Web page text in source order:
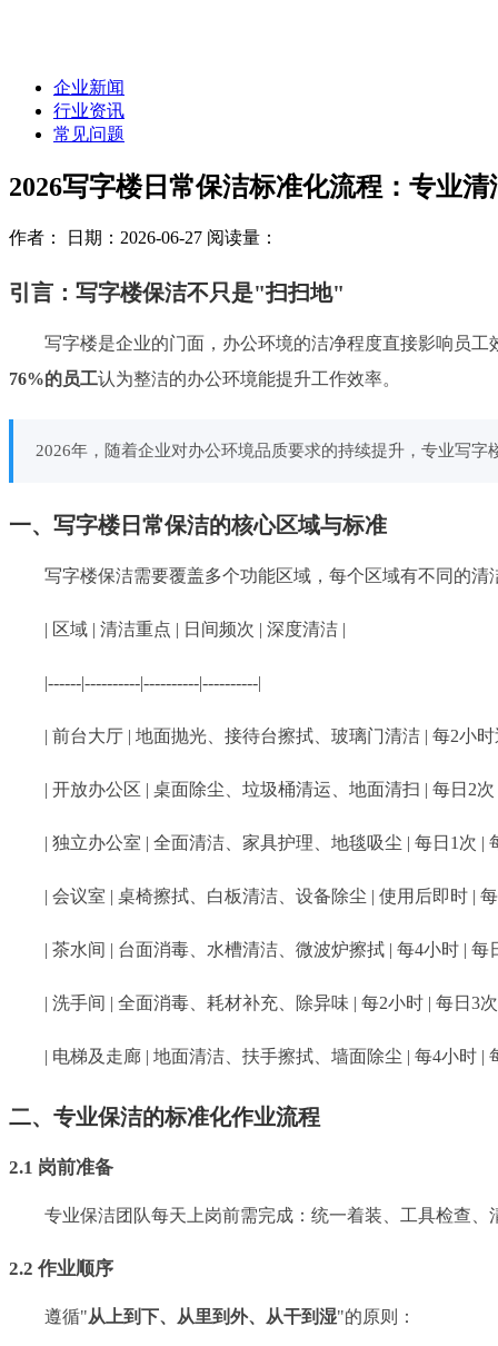
企业新闻
行业资讯
常见问题
2026写字楼日常保洁标准化流程：专业
作者： 日期：2026-06-27 阅读量：
引言：写字楼保洁不只是"扫扫地"
写字楼是企业的门面，办公环境的洁净程度直接影响员
76%的员工认为整洁的办公环境能提升工作效率。
2026年，随着企业对办公环境品质要求的持续提升，专业写
一、写字楼日常保洁的核心区域与标准
写字楼保洁需要覆盖多个功能区域，每个区域有不同的清
| 区域 | 清洁重点 | 日间频次 | 深度清洁 |
|------|----------|----------|----------|
| 前台大厅 | 地面抛光、接待台擦拭、玻璃门清洁 | 每2小时
| 开放办公区 | 桌面除尘、垃圾桶清运、地面清扫 | 每日2次
| 独立办公室 | 全面清洁、家具护理、地毯吸尘 | 每日1次 |
| 会议室 | 桌椅擦拭、白板清洁、设备除尘 | 使用后即时 |
| 茶水间 | 台面消毒、水槽清洁、微波炉擦拭 | 每4小时 | 每
| 洗手间 | 全面消毒、耗材补充、除异味 | 每2小时 | 每日3
| 电梯及走廊 | 地面清洁、扶手擦拭、墙面除尘 | 每4小时 |
二、专业保洁的标准化作业流程
2.1 岗前准备
专业保洁团队每天上岗前需完成：统一着装、工具检查
2.2 作业顺序
遵循"从上到下、从里到外、从干到湿"的原则：